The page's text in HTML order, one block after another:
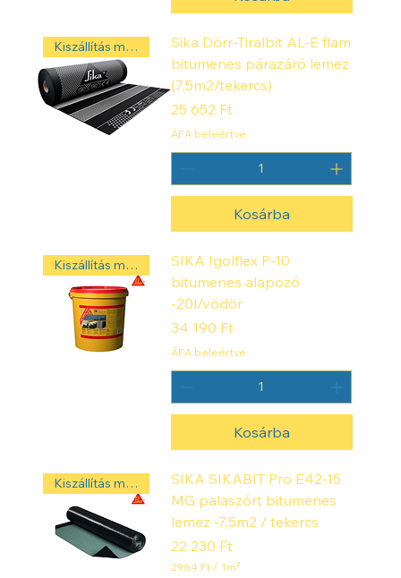
Kiszállítás másnap! ‼️
Sika Dörr-Tiralbit AL-E flam
bitumenes párazáró lemez
(7,5m2/tekercs)
Ár
25 652 Ft
ÁFA beleértve
Kosárba
Kiszállítás másnap! ‼️
SIKA Igolflex P-10
bitumenes alapozó
-20l/vödör
Ár
34 190 Ft
ÁFA beleértve
Kosárba
Kiszállítás másnap! ‼️
SIKA SIKABIT Pro E42-15
MG palaszórt bitumenes
lemez -7,5m2 / tekercs
Ár
22 230 Ft
2964 Ft / 1m²